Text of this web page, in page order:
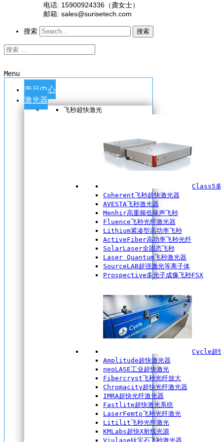
电话: 15900924336（龚女士）
邮箱: sales@surisetech.com
搜索 搜索
Menu
产品中心
激光器
飞秒超快激光
Class5多
Coherent飞秒超快激光器
AVESTA飞秒激光器
Menhir高重频低噪声飞秒
Fluence飞秒光纤激光器
Lithium紧凑型高功率飞秒
ActiveFiber高功率飞秒光纤
SolarLaser全固态飞秒
Laser Quantum飞秒激光器
SourceLAB超强激光等离子体
Prospective多光子成像飞秒FSX
Cycle超
Amplitude超快激光器
neoLASE工业超快激光
Fibercryst飞秒光纤放大
Chromacity超快光纤激光器
IMRA超快光纤激光器
Fastlite超快激光系统
LaserFemto飞秒光纤激光
Litilit飞秒光纤激光
KMLabs超快X射线光源
Viulase钛宝石飞秒激光器